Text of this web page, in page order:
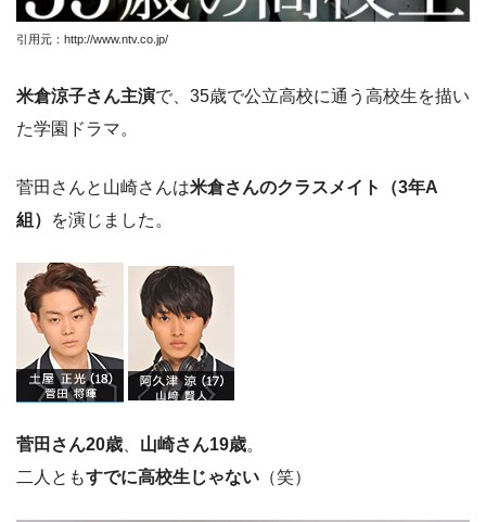
引用元：http://www.ntv.co.jp/
米倉涼子さん主演で、35歳で公立高校に通う高校生を描い
た学園ドラマ。
菅田さんと山崎さんは米倉さんのクラスメイト（3年A
組）
を演じました。
菅田さん20歳 山崎さん19歳。
二人ともすでに高校生じゃない （笑）